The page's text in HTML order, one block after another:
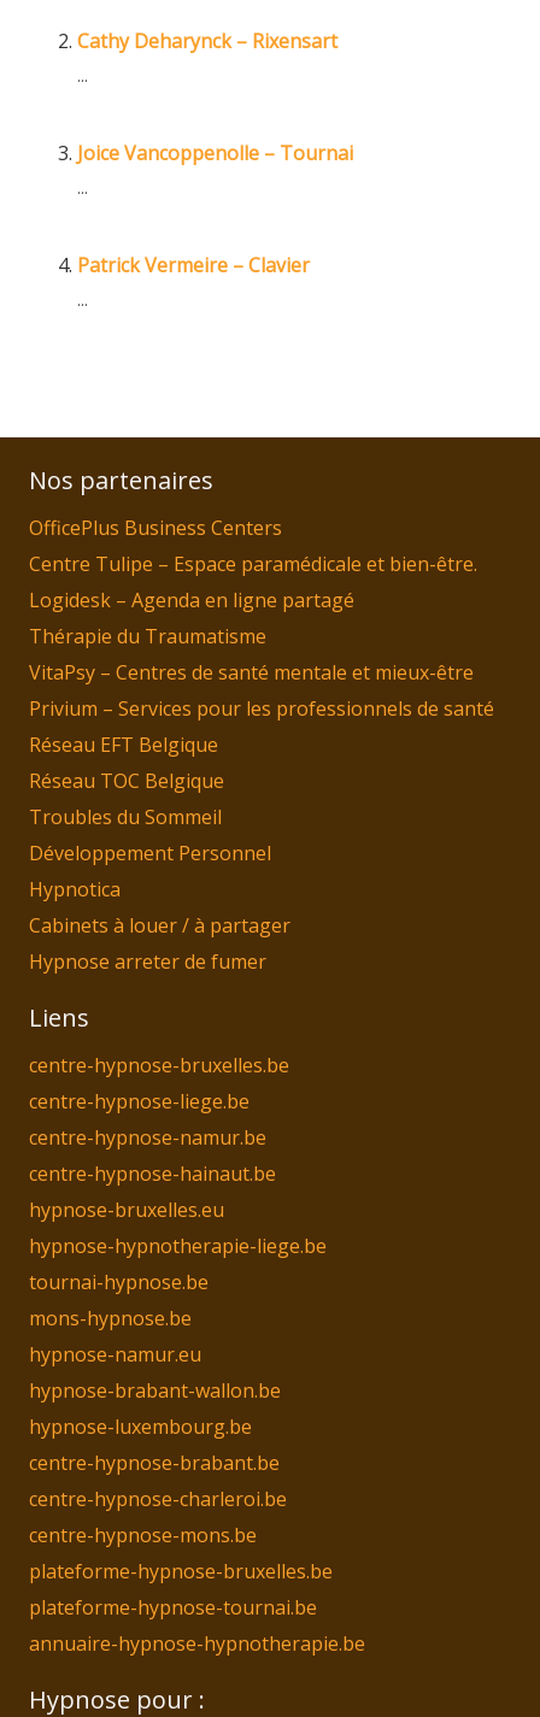
Cathy Deharynck – Rixensart
...
Joice Vancoppenolle – Tournai
...
Patrick Vermeire – Clavier
...
Nos partenaires
OfficePlus Business Centers
Centre Tulipe – Espace paramédicale et bien-être.
Logidesk – Agenda en ligne partagé
Thérapie du Traumatisme
VitaPsy – Centres de santé mentale et mieux-être
Privium – Services pour les professionnels de santé
Réseau EFT Belgique
Réseau TOC Belgique
Troubles du Sommeil
Développement Personnel
Hypnotica
Cabinets à louer / à partager
Hypnose arreter de fumer
Liens
centre-hypnose-bruxelles.be
centre-hypnose-liege.be
centre-hypnose-namur.be
centre-hypnose-hainaut.be
hypnose-bruxelles.eu
hypnose-hypnotherapie-liege.be
tournai-hypnose.be
mons-hypnose.be
hypnose-namur.eu
hypnose-brabant-wallon.be
hypnose-luxembourg.be
centre-hypnose-brabant.be
centre-hypnose-charleroi.be
centre-hypnose-mons.be
plateforme-hypnose-bruxelles.be
plateforme-hypnose-tournai.be
annuaire-hypnose-hypnotherapie.be
Hypnose pour :